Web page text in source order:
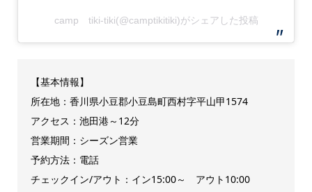
camp tiki-tiki(@camptikitiki)がシェアした投稿
【基本情報】
所在地：香川県小豆郡小豆島町西村字平山甲1574
アクセス：池田港～12分
営業期間：シーズン営業
予約方法：電話
チェックイン/アウト：イン15:00～ アウト10:00